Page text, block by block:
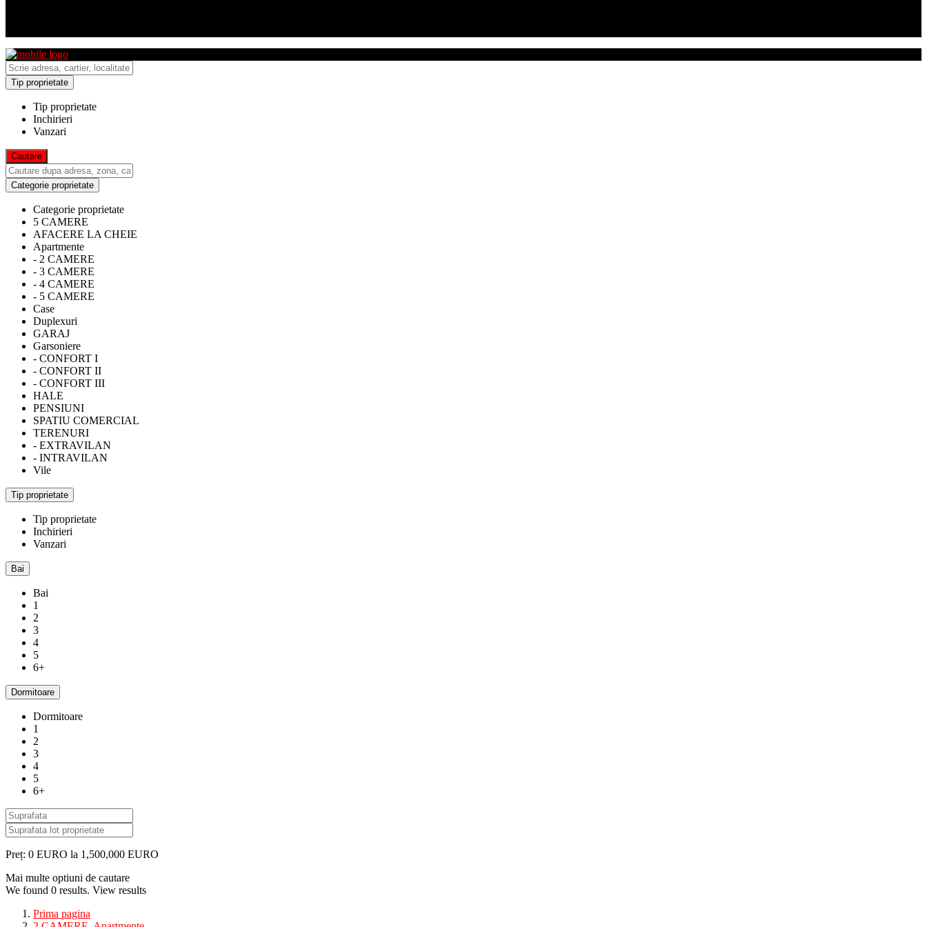
Tip proprietate
Tip proprietate
Inchirieri
Vanzari
Categorie proprietate
Categorie proprietate
5 CAMERE
AFACERE LA CHEIE
Apartmente
- 2 CAMERE
- 3 CAMERE
- 4 CAMERE
- 5 CAMERE
Case
Duplexuri
GARAJ
Garsoniere
- CONFORT I
- CONFORT II
- CONFORT III
HALE
PENSIUNI
SPATIU COMERCIAL
TERENURI
- EXTRAVILAN
- INTRAVILAN
Vile
Tip proprietate
Tip proprietate
Inchirieri
Vanzari
Bai
Bai
1
2
3
4
5
6+
Dormitoare
Dormitoare
1
2
3
4
5
6+
Preț: 0 EURO la 1,500,000 EURO
Mai multe optiuni de cautare
We found 0 results. View results
Prima pagina